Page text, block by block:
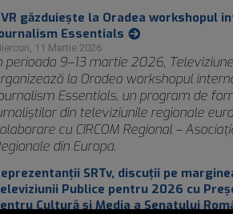
găzduieşte la Oradea workshopul
Essentials
11 Martie 2026
perioada 9–13 martie 2026,
la Oradea workshopul
Essentials, un program de
din televiziunile regionale
cu CIRCOM Regional –
din Europa.
SRTv, discuții pe
Publice pentru 2026 cu
Cultură și Media a Senatului